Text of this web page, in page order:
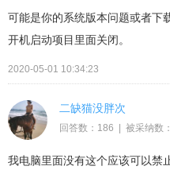
可能是你的系统版本问题或者下
开机启动项目里面关闭。
2020-05-01 10:34:23
二缺猫没胖次
回答数：186 | 被采纳数
我电脑里面没有这个应该可以禁